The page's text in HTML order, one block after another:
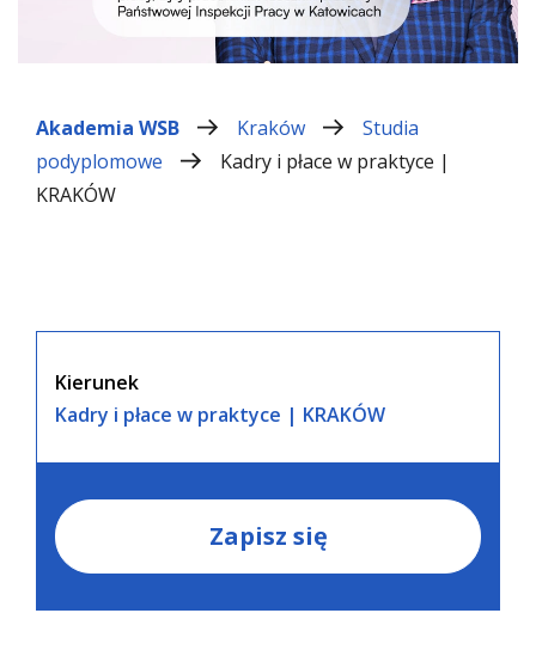
Akademia WSB Kraków
Studia
podyplomowe
Kadry i płace w praktyce |
KRAKÓW
Kierunek
Kadry i płace w praktyce | KRAKÓW
Zapisz się